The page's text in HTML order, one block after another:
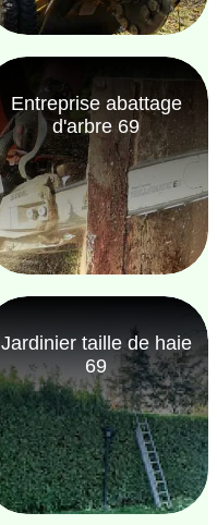
Entreprise abattage
d'arbre 69
Jardinier taille de haie
69